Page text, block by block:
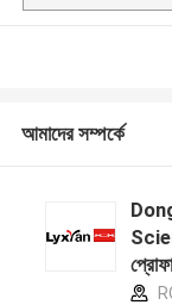
আমাদের সম্পর্কে